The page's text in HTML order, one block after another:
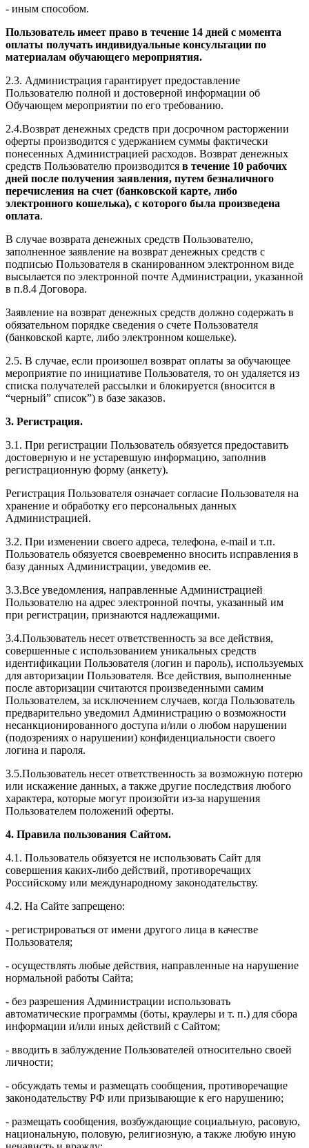
- иным способом.
Пользователь имеет право в течение 14 дней с момента
оплаты получать индивидуальные консультации по
материалам обучающего мероприятия.
2.3. Администрация гарантирует предоставление
Пользователю полной и достоверной информации об
Обучающем мероприятии по его требованию.
2.4.Возврат денежных средств при досрочном расторжении
оферты производится с удержанием суммы фактически
понесенных Администрацией расходов. Возврат денежных
средств Пользователю производится в течение 10 рабочих
дней после получения заявления, путем безналичного
перечисления на счет (банковской карте, либо
электронного кошелька), с которого была произведена
оплата.
В случае возврата денежных средств Пользователю,
заполненное заявление на возврат денежных средств с
подписью Пользователя в сканированном электронном виде
высылается по электронной почте Администрации, указанной
в п.8.4 Договора.
Заявление на возврат денежных средств должно содержать в
обязательном порядке сведения о счете Пользователя
(банковской карте, либо электронном кошельке).
2.5. В случае, если произошел возврат оплаты за обучающее
мероприятие по инициативе Пользователя, то он удаляется из
списка получателей рассылки и блокируется (вносится в
“черный” список”) в базе заказов.
3. Регистрация.
3.1. При регистрации Пользователь обязуется предоставить
достоверную и не устаревшую информацию, заполнив
регистрационную форму (анкету).
Регистрация Пользователя означает согласие Пользователя на
хранение и обработку его персональных данных
Администрацией.
3.2. При изменении своего адреса, телефона, e-mail и т.п.
Пользователь обязуется своевременно вносить исправления в
базу данных Администрации, уведомив ее.
3.3.Все уведомления, направленные Администрацией
Пользователю на адрес электронной почты, указанный им
при регистрации, признаются надлежащими.
3.4.Пользователь несет ответственность за все действия,
совершенные с использованием уникальных средств
идентификации Пользователя (логин и пароль), используемых
для авторизации Пользователя. Все действия, выполненные
после авторизации считаются произведенными самим
Пользователем, за исключением случаев, когда Пользователь
предварительно уведомил Администрацию о возможности
несанкционированного доступа и/или о любом нарушении
(подозрениях о нарушении) конфиденциальности своего
логина и пароля.
3.5.Пользователь несет ответственность за возможную потерю
или искажение данных, а также другие последствия любого
характера, которые могут произойти из-за нарушения
Пользователем положений оферты.
4. Правила пользования Сайтом.
4.1. Пользователь обязуется не использовать Сайт для
совершения каких-либо действий, противоречащих
Российскому или международному законодательству.
4.2. На Сайте запрещено:
- регистрироваться от имени другого лица в качестве
Пользователя;
- осуществлять любые действия, направленные на нарушение
нормальной работы Сайта;
- без разрешения Администрации использовать
автоматические программы (боты, краулеры и т. п.) для сбора
информации и/или иных действий с Сайтом;
- вводить в заблуждение Пользователей относительно своей
личности;
- обсуждать темы и размещать сообщения, противоречащие
законодательству РФ или призывающие к его нарушению;
- размещать сообщения, возбуждающие социальную, расовую,
национальную, половую, религиозную, а также любую иную